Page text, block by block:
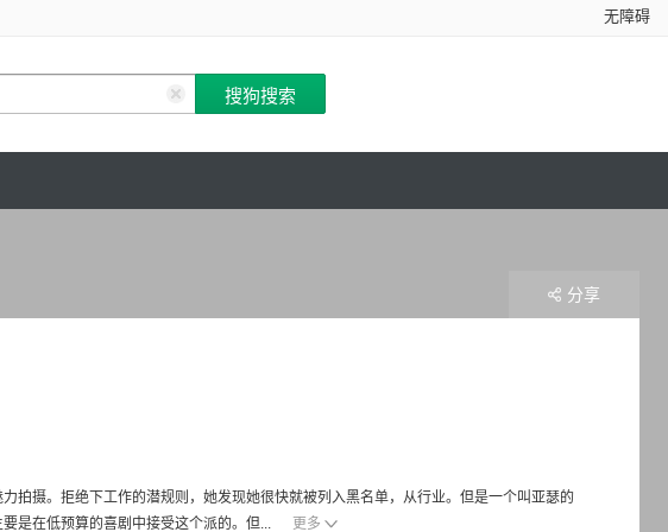
无障碍
拍摄。拒绝下工作的潜规则，她发现她很快就被列入黑名单，从行业。但是一个叫亚瑟的
是在低预算的喜剧中接受这个派的。但...
更多
分享